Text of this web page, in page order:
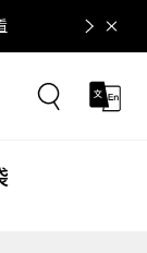
立即追蹤